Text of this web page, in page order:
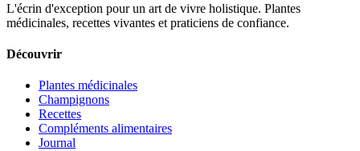
L'écrin d'exception pour un art de vivre holistique. Plantes
médicinales, recettes vivantes et praticiens de confiance.
Découvrir
Plantes médicinales
Champignons
Recettes
Compléments alimentaires
Journal